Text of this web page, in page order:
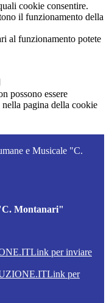
cookie consentire.
il funzionamento della
al funzionamento potete
possono essere
pagina della cookie
e Musicale "C.
Montanari"
Link per inviare
Link per